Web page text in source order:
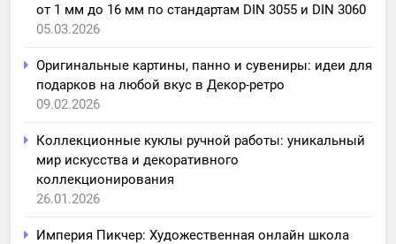
от 1 мм до 16 мм по стандартам DIN 3055 и DIN 3060
05.03.2026
Оригинальные картины, панно и сувениры: идеи для
подарков на любой вкус в Декор-ретро
09.02.2026
Коллекционные куклы ручной работы: уникальный
мир искусства и декоративного
коллекционирования
26.01.2026
Империя Пикчер: Художественная онлайн школа